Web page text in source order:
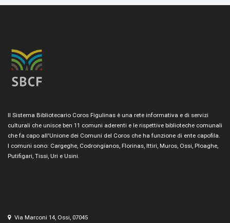
Il Sistema Bibliotecario Coros Figulinas è una rete informativa e di servizi
culturali che unisce ben 11 comuni aderenti e le rispettive biblioteche comunali
che fa capo all'Unione dei Comuni del Coros che ha funzione di ente capofila.
I comuni sono: Cargeghe, Codrongianos, Florinas, Ittiri, Muros, Ossi, Ploaghe,
Putifigari, Tissi, Uri e Usini.
Via Marconi 14, Ossi, 07045